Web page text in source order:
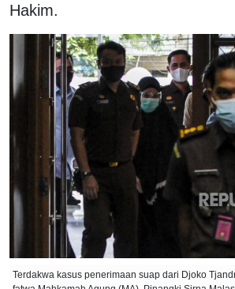
Hakim.
Terdakwa kasus penerimaan suap dari Djoko